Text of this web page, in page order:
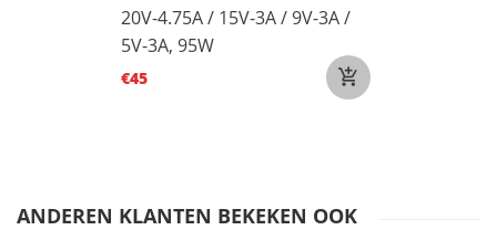
20V-4.75A / 15V-3A / 9V-3A /
5V-3A, 95W
€45
ANDEREN KLANTEN BEKEKEN OOK